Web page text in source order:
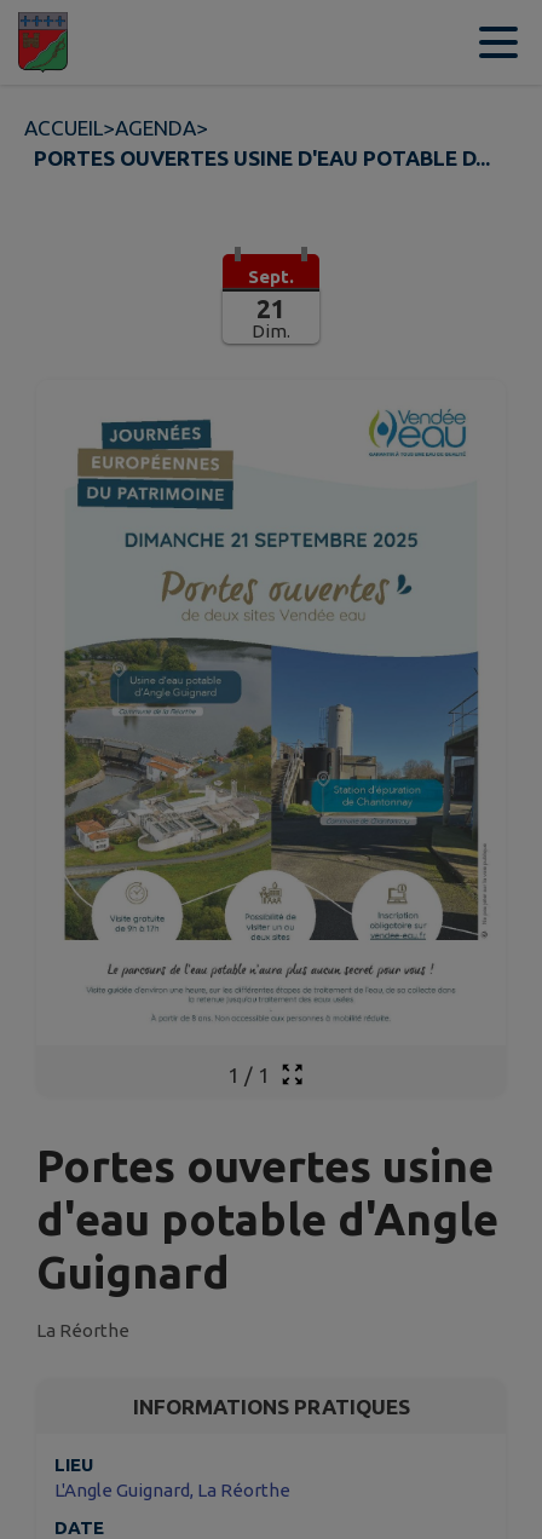
Contenu
ACCUEIL>AGENDA>
PORTES OUVERTES USINE D'EAU POTABLE D...
Sept.
21
Dim.
1 / 1
Portes ouvertes usine
d'eau potable d'Angle
Guignard
La Réorthe
INFORMATIONS PRATIQUES
LIEU
L'Angle Guignard, La Réorthe
DATE